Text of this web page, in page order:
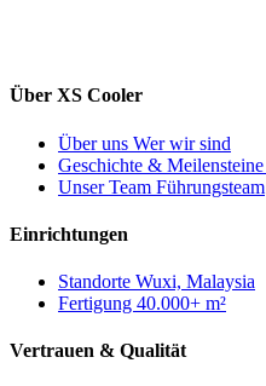
Über XS Cooler
Über uns Wer wir sind
Geschichte & Meilensteine
Unser Team Führungsteam
Einrichtungen
Standorte Wuxi, Malaysia
Fertigung 40.000+ m²
Vertrauen & Qualität